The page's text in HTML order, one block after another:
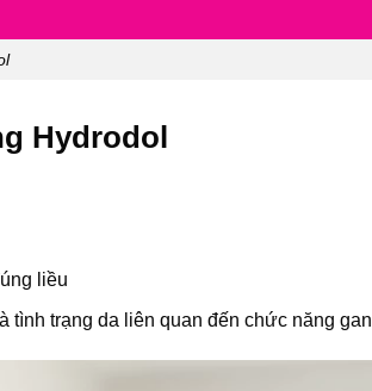
Hydrodol
liều
tình trạng da liên quan đến chức năng gan